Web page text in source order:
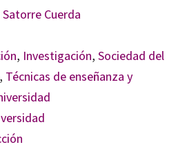
Satorre Cuerda
, Investigación, Sociedad del
, Técnicas de enseñanza y